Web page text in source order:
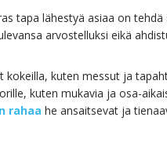
tapa lähestyä asiaa on
arvostelluksi eikä
kokeilla, kuten messut ja
kuten mukavia ja osa-
rahaa he ansaitsevat ja